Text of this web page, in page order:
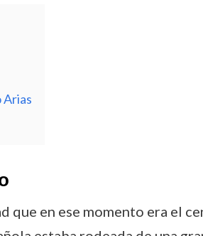
Arias
que en ese momento era el